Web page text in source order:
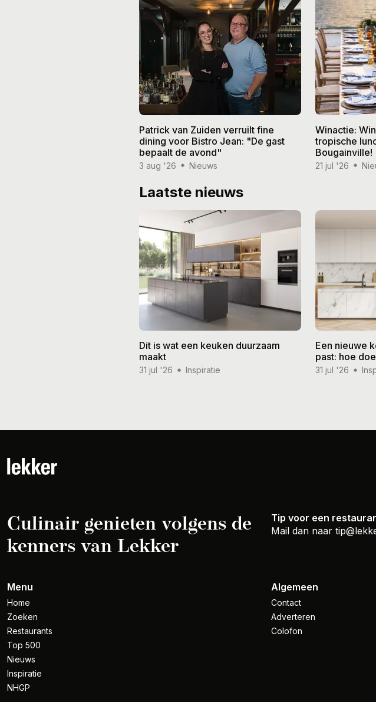
Patrick van Zuiden verruilt fine
dining voor Bistro Jean: "De gast
bepaalt de avond"
3 aug '26 Nieuws
Winactie:
tropische
Bougainville!
21 jul '26
Laatste nieuws
Dit is wat een keuken duurzaam
maakt
31 jul '26 Inspiratie
Een nieuwe
past: hoe
31 jul '26
Culinair genieten volgens de
kenners van Lekker
Tip voor een
Mail dan naar
Menu
Home
Zoeken
Restaurants
Top 500
Nieuws
Inspiratie
NHGP
Algemeen
Contact
Adverteren
Colofon